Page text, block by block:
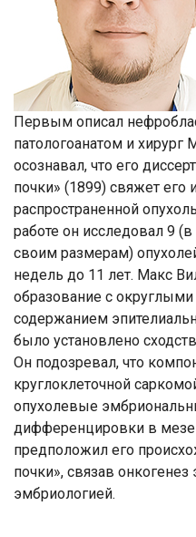
Первым описал
патологоанатом и
осознавал, что его
почки» (1899) свяжет его
распространенной
работе он исследовал 9
своим размерам)
недель до 11 лет. Макс
образование с
содержанием
было установлено
Он подозревал, что
круглоклеточной
опухолевые
дифференцировки в
предположил его
почки», связав онкогенез
эмбриологией.